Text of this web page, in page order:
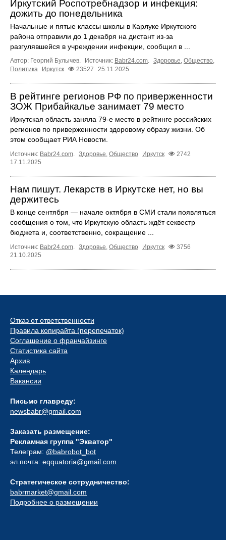
Иркутский Роспотребнадзор и инфекция:
дожить до понедельника
Начальные и пятые классы школы в Карлуке Иркутского
района отправили до 1 декабря на дистант из-за
разгулявшейся в учреждении инфекции, сообщил в ...
Автор: Георгий Булычев. Источник: Babr24.com Здоровье Общество
Политика
Иркутск 23527 25.11.2025
В рейтинге регионов РФ по приверженности
ЗОЖ Прибайкалье занимает 79 место
Иркутская область заняла 79-е место в рейтинге российских
регионов по приверженности здоровому образу жизни. Об
этом сообщает РИА Новости.
Источник: Babr24.com. Здоровье, Общество Иркутск
2742
17.11.2025
Нам пишут. Лекарств в Иркутске нет, но вы
держитесь
В конце сентября — начале октября в СМИ стали появляться
сообщения о том, что Иркутскую область ждёт секвестр
бюджета и, соответственно, сокращение ...
Источник: Babr24.com. Здоровье, Общество Иркутск
3756
21.10.2025
Отказ от ответственности
Правила копирайта (перепечаток)
Соглашение о франчайзинге
Статистика сайта
Архив
Календарь
Вакансии
Письмо главреду:
newsbabr@gmail.com
Заказать размещение:
Рекламная группа "Экватор"
Телеграм: @babrobot_bot
эл.почта: eqquatoria@gmail.com
Стратегическое сотрудничество:
babrmarket@gmail.com
Подробнее о размещении